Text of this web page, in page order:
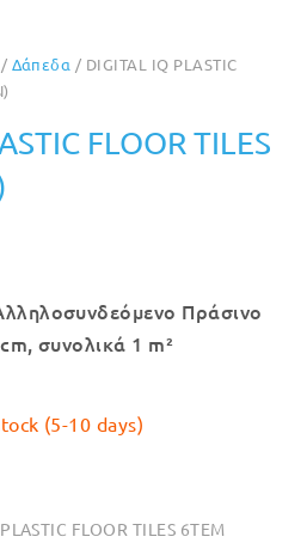
/ Δάπεδα / DIGITAL IQ PLASTIC
FLOOR TILES
είναι:
Πράσινο
συνολικά 1 m²
(5-10 days)
FLOOR TILES 6TEM